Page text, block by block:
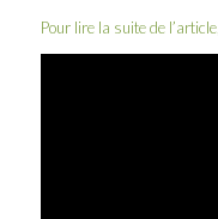
Pour lire la suite de l’article,